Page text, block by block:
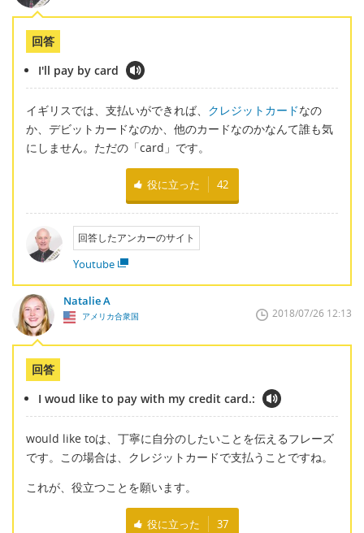
回答
I'll pay by card
イギリスでは、支払いができれば、 クレジットカードなの
か、デビットカードなのか、他のカードなのかなんて誰も気
にしません。ただの「card」です。
役に立った 42
回答したアンカーのサイト
Youtube
Natalie A
アメリカ合衆国 2018/07/26 12:13
回答
I woud like to pay with my credit card.:
would like toは、丁寧に自分のしたいことを伝えるフレーズ
です。この場合は、クレジットカードで支払うことですね。
これが、役立つことを願います。
役に立った 37